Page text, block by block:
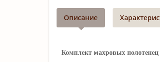
Описание
Комплект махровых